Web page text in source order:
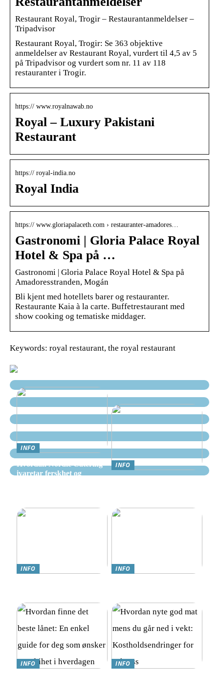
Restaurant Royal, Trogir – Restaurantanmeldelser –
Tripadvisor
Restaurant Royal, Trogir: Se 363 objektive
anmeldelser av Restaurant Royal, vurdert til 4,5 av 5
på Tripadvisor og vurdert som nr. 11 av 118
restauranter i Trogir.
https:// www.royalnawab.no
Royal – Luxury Pakistani
Restaurant
https:// royal-india.no
Royal India
https:// www.gloriapalaceth.com › restauranter-amadores…
Gastronomi | Gloria Palace Royal
Hotel & Spa på …
Gastronomi | Gloria Palace Royal Hotel & Spa på
Amadoresstranden, Mogán
Bli kjent med hotellets barer og restauranter.
Restaurante Kaia à la carte. Buffetrestaurant med
show cooking og tematiske middager.
Keywords: royal restaurant, the royal restaurant
INFO
Hvordan Nordic Catering
ivaretar ferskhet og
INFO
INFO
INFO
INFO
INFO